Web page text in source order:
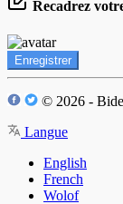
Recadrez
Enregistrer
© 2026 -
Langue
English
French
Wolof